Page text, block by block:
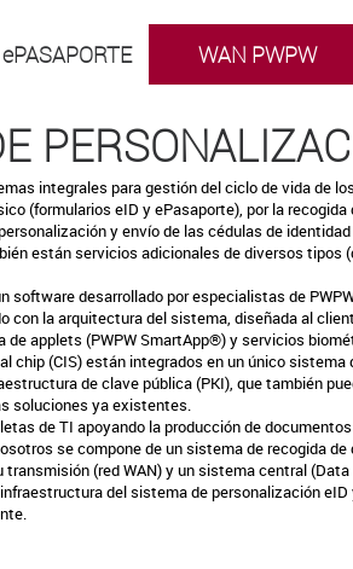
WAN PWPW
integrales para gestión del ciclo de vida de
(formularios eID y ePasaporte), por la
y envío de las cédulas de
están servicios adicionales de diversos tipos
software desarrollado por especialistas de
con la arquitectura del sistema, diseñada al
de applets (PWPW SmartApp®) y servicios
chip (CIS) están integrados en un único sistema
de clave pública (PKI), que también
soluciones ya existentes.
de TI apoyando la producción de
se compone de un sistema de recogida de
(red WAN) y un sistema central (Data
del sistema de personalización